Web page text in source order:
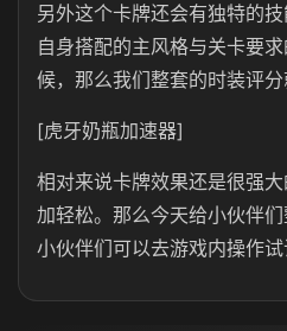
另外这个卡牌还会有独特的
自身搭配的主风格与关卡要
候，那么我们整套的时装评分
[虎牙奶瓶加速器]
相对来说卡牌效果还是很强
加轻松。那么今天给小伙伴们
小伙伴们可以去游戏内操作